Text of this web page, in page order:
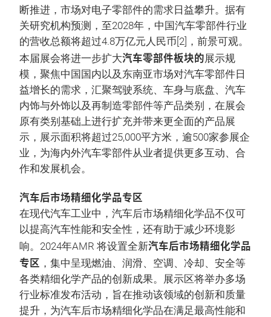
断推进，市场对电子零部件的需求日益攀升。据有
关研究机构预测，至2028年，中国汽车零部件行业
的营收总额将超过4.8万亿元人民币[2]，前景可观。
本届展会将进一步扩大汽车零部件板块的展示规
模，聚焦中国国内以及东南亚市场对汽车零部件日
益增长的需求，汇聚驾驶系统、车身与底盘、汽车
内饰与外饰以及再制造零部件等产品类别，在展会
原有类别基础上进行扩充并带来更全面的产品展
示，展示面积将超过25,000平方米，逾500家参展企
业，为海内外汽车零部件从业者提供更多互动、合
作和发展机会。
汽车后市场精细化学品专区
在现代汽车工业中，汽车后市场精细化学品不仅可
以提高汽车性能和安全性，还有助于减少环境影
响。2024年AMR 将设置全新汽车后市场精细化学品
专区 ，集中呈现燃油、润滑、空调、冷却、安全等
各类精细化学产品的创新成果。展示区将举办多场
行业标准发布活动，旨在推动该领域的创新和质量
提升，为汽车后市场精细化学品在满足最高性能和